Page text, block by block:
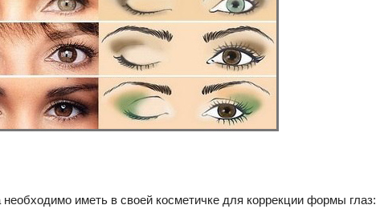
необходимо иметь в своей косметичке для коррекции формы глаз: